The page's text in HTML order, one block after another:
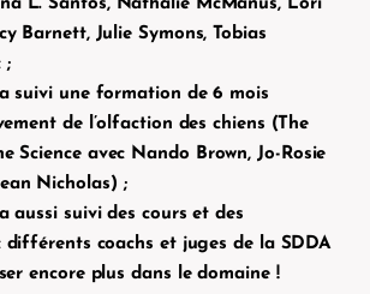
L. Santos, Nathalie McManus, Lori
Barnett, Julie Symons, Tobias
;
a suivi une formation de 6 mois
de l’olfaction des chiens (The
Science avec Nando Brown, Jo-Rosie
Nicholas) ;
aussi suivi des cours et des
différents coachs et juges de la SDDA
encore plus dans le domaine !